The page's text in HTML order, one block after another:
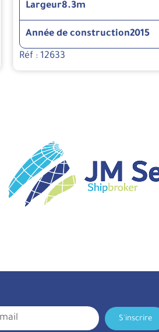
Largeur8.3m
Année de construction2015
Réf : 12633
S'inscrire